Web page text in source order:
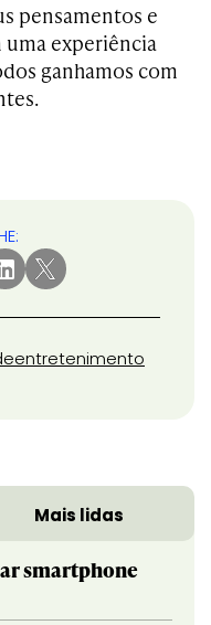
pensamentos e
experiência
ganhamos com
entretenimento
Mais lidas
smartphone